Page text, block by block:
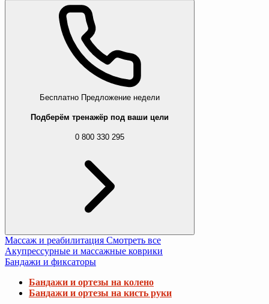
Бесплатно Предложение недели
Подберём тренажёр под ваши цели
0 800 330 295
Массаж и реабилитация Смотреть все
Акупрессурные и массажные коврики
Бандажи и фиксаторы
Бандажи и ортезы на колено
Бандажи и ортезы на кисть руки